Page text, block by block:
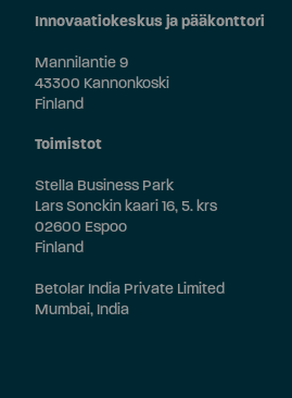
Innovaatiokeskus ja pääkonttori
Mannilantie 9
43300 Kannonkoski
Finland
Toimistot
Stella Business Park
Lars Sonckin kaari 16, 5. krs
02600 Espoo
Finland
Betolar India Private Limited
Mumbai, India